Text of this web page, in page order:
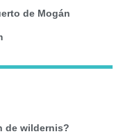
de Mogán
de wildernis?